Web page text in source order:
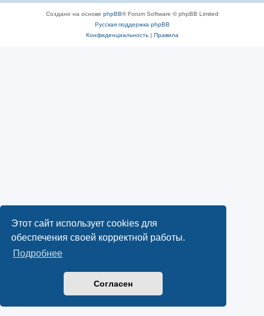
Этот сайт использует cookies для
обеспечения своей корректной работы.
Подробнее
Согласен
Создано на основе phpBB® Forum Software © phpBB Limited
Русская поддержка phpBB
Конфиденциальность| Правила